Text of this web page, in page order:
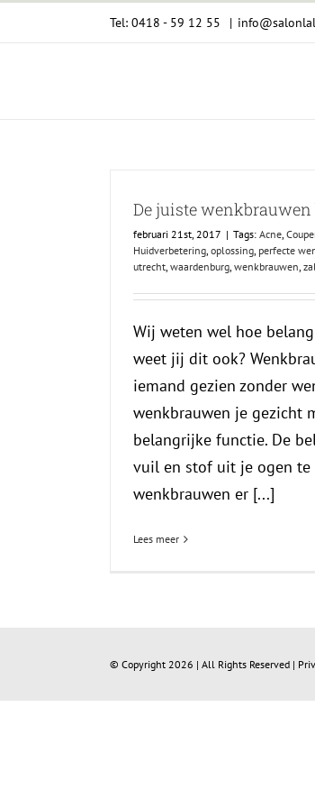
Tel: 0418 - 59 12 55 |
De juiste
februari 21st, 2017 | Tags: Acne,
Huidverbetering, oplossing, perfecte
utrecht, waardenburg, wenkbrauwen,
Wij weten wel hoe
weet jij dit ook?
iemand gezien zonder
wenkbrauwen je gezicht
belangrijke functie. De
vuil en stof uit je ogen te
wenkbrauwen er [...]
Lees meer
© Copyright 2026 | All Rights Reserved |